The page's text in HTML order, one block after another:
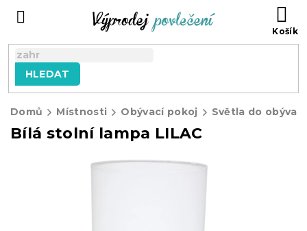
HLEDAT
Domů Místnosti Obývací pokoj Světla do
Bílá stolní lampa LILAC